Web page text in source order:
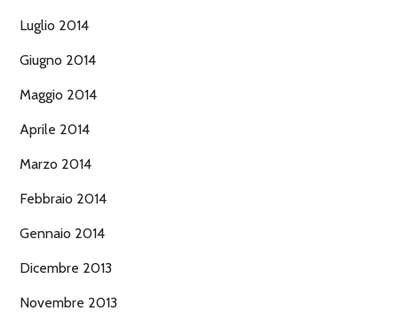
Luglio 2014
Giugno 2014
Maggio 2014
Aprile 2014
Marzo 2014
Febbraio 2014
Gennaio 2014
Dicembre 2013
Novembre 2013